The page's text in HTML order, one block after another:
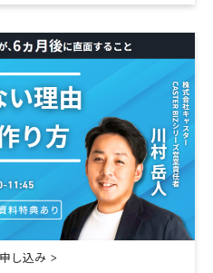
し込み